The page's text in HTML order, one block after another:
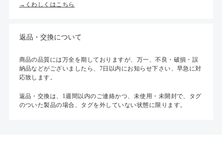
→くわしくはこちら
返品・交換について
商品の品質には万全を期しておりますが、万一、不良・破損・誤
納品などがございましたら、7日以内にお知らせ下さい、早急に対
応致します。
返品・交換は、1週間以内のご連絡かつ、未使用・未開封で、タグ
のついた製品の場合、タグを外していない状態に限ります。